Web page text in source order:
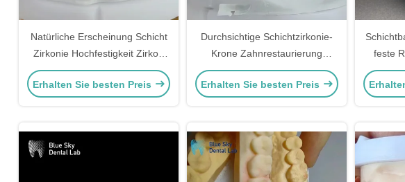
Natürliche Erscheinung Schicht
Zirkonie Hochfestigkeit Zirkon
Mehrschicht Rechteck
Erhalten Sie besten Preis
Durchsichtige Schichtzirkonie-
Krone Zahnrestaurierung
Mehrschichtzirkonie-Krone
Erhalten Sie besten Preis
feste